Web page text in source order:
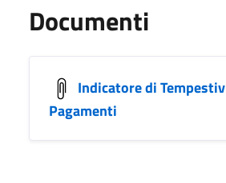
Documenti
Indicatore di
Pagamenti